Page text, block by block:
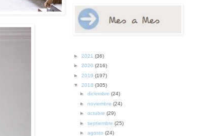
► 2021 (36)
► 2020 (216)
► 2019 (197)
▼ 2018 (305)
► diciembre (24)
► noviembre (24)
► octubre (29)
► septiembre (25)
► agosto (24)